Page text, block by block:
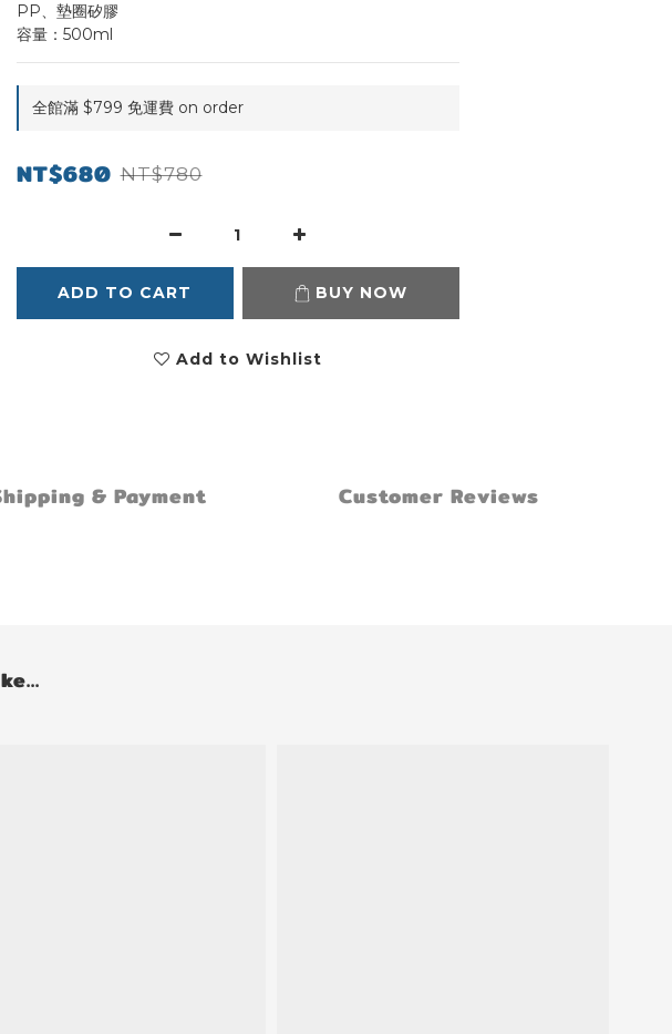
PP、墊圈矽膠
容量：500ml
全館滿 $799 免運費 on order
NT$680 NT$780
ADD TO CART BUY NOW
Add to Wishlist
& Payment Customer Reviews